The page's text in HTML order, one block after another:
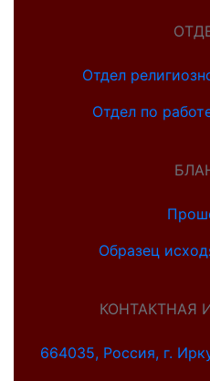
Отдел
Отдел по
Образец
КОНТАКТНАЯ
664035, Россия, г.